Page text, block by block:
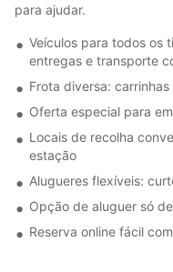
para ajudar.
Veículos para todos os
entregas e transporte
Frota diversa:
Oferta especial para
Locais de recolha
estação
Alugueres flexíveis:
Opção de aluguer só
Reserva online fácil